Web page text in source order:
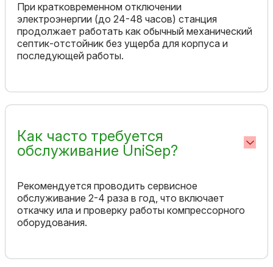
При кратковременном отключении
электроэнергии (до 24-48 часов) станция
продолжает работать как обычный механический
септик-отстойник без ущерба для корпуса и
последующей работы.
Как часто требуется
обслуживание UniSep?
Рекомендуется проводить сервисное
обслуживание 2-4 раза в год, что включает
откачку ила и проверку работы компрессорного
оборудования.